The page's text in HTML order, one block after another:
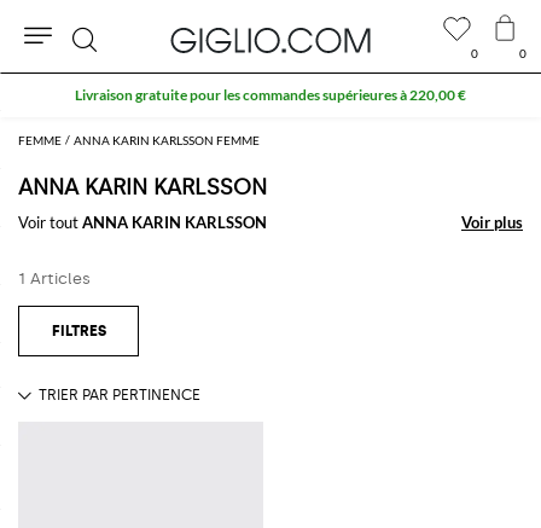
FEMME ANNA KARIN KARLSSON FEMME
ANNA KARIN KARLSSON
Voir toutANNA KARIN KARLSSON Voir plus
Voir plus
1 Articles
0 0
Rechercher
Livraison gratuite pour les commandes supérieures à 220,00 €